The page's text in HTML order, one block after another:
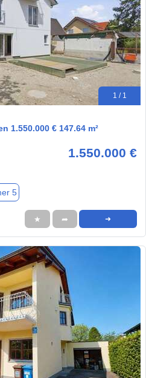
1 / 1
1.550.000 € 147.64 m²
1.550.000 €
5
★ ➦ ➜